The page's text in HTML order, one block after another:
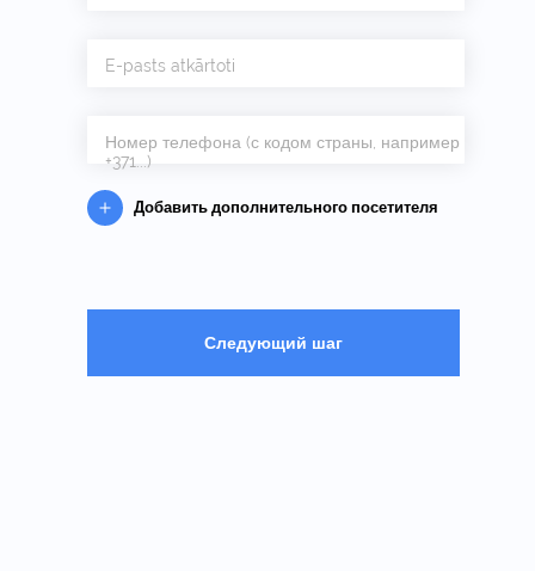
E-pasts atkārtoti
Номер телефона (с кодом страны, например
+371...)
Добавить дополнительного посетителя
Следующий шаг